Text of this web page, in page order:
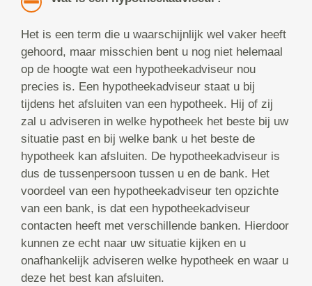
Het is een term die u waarschijnlijk wel vaker heeft
gehoord, maar misschien bent u nog niet helemaal
op de hoogte wat een hypotheekadviseur nou
precies is. Een hypotheekadviseur staat u bij
tijdens het afsluiten van een hypotheek. Hij of zij
zal u adviseren in welke hypotheek het beste bij uw
situatie past en bij welke bank u het beste de
hypotheek kan afsluiten. De hypotheekadviseur is
dus de tussenpersoon tussen u en de bank. Het
voordeel van een hypotheekadviseur ten opzichte
van een bank, is dat een hypotheekadviseur
contacten heeft met verschillende banken. Hierdoor
kunnen ze echt naar uw situatie kijken en u
onafhankelijk adviseren welke hypotheek en waar u
deze het best kan afsluiten.